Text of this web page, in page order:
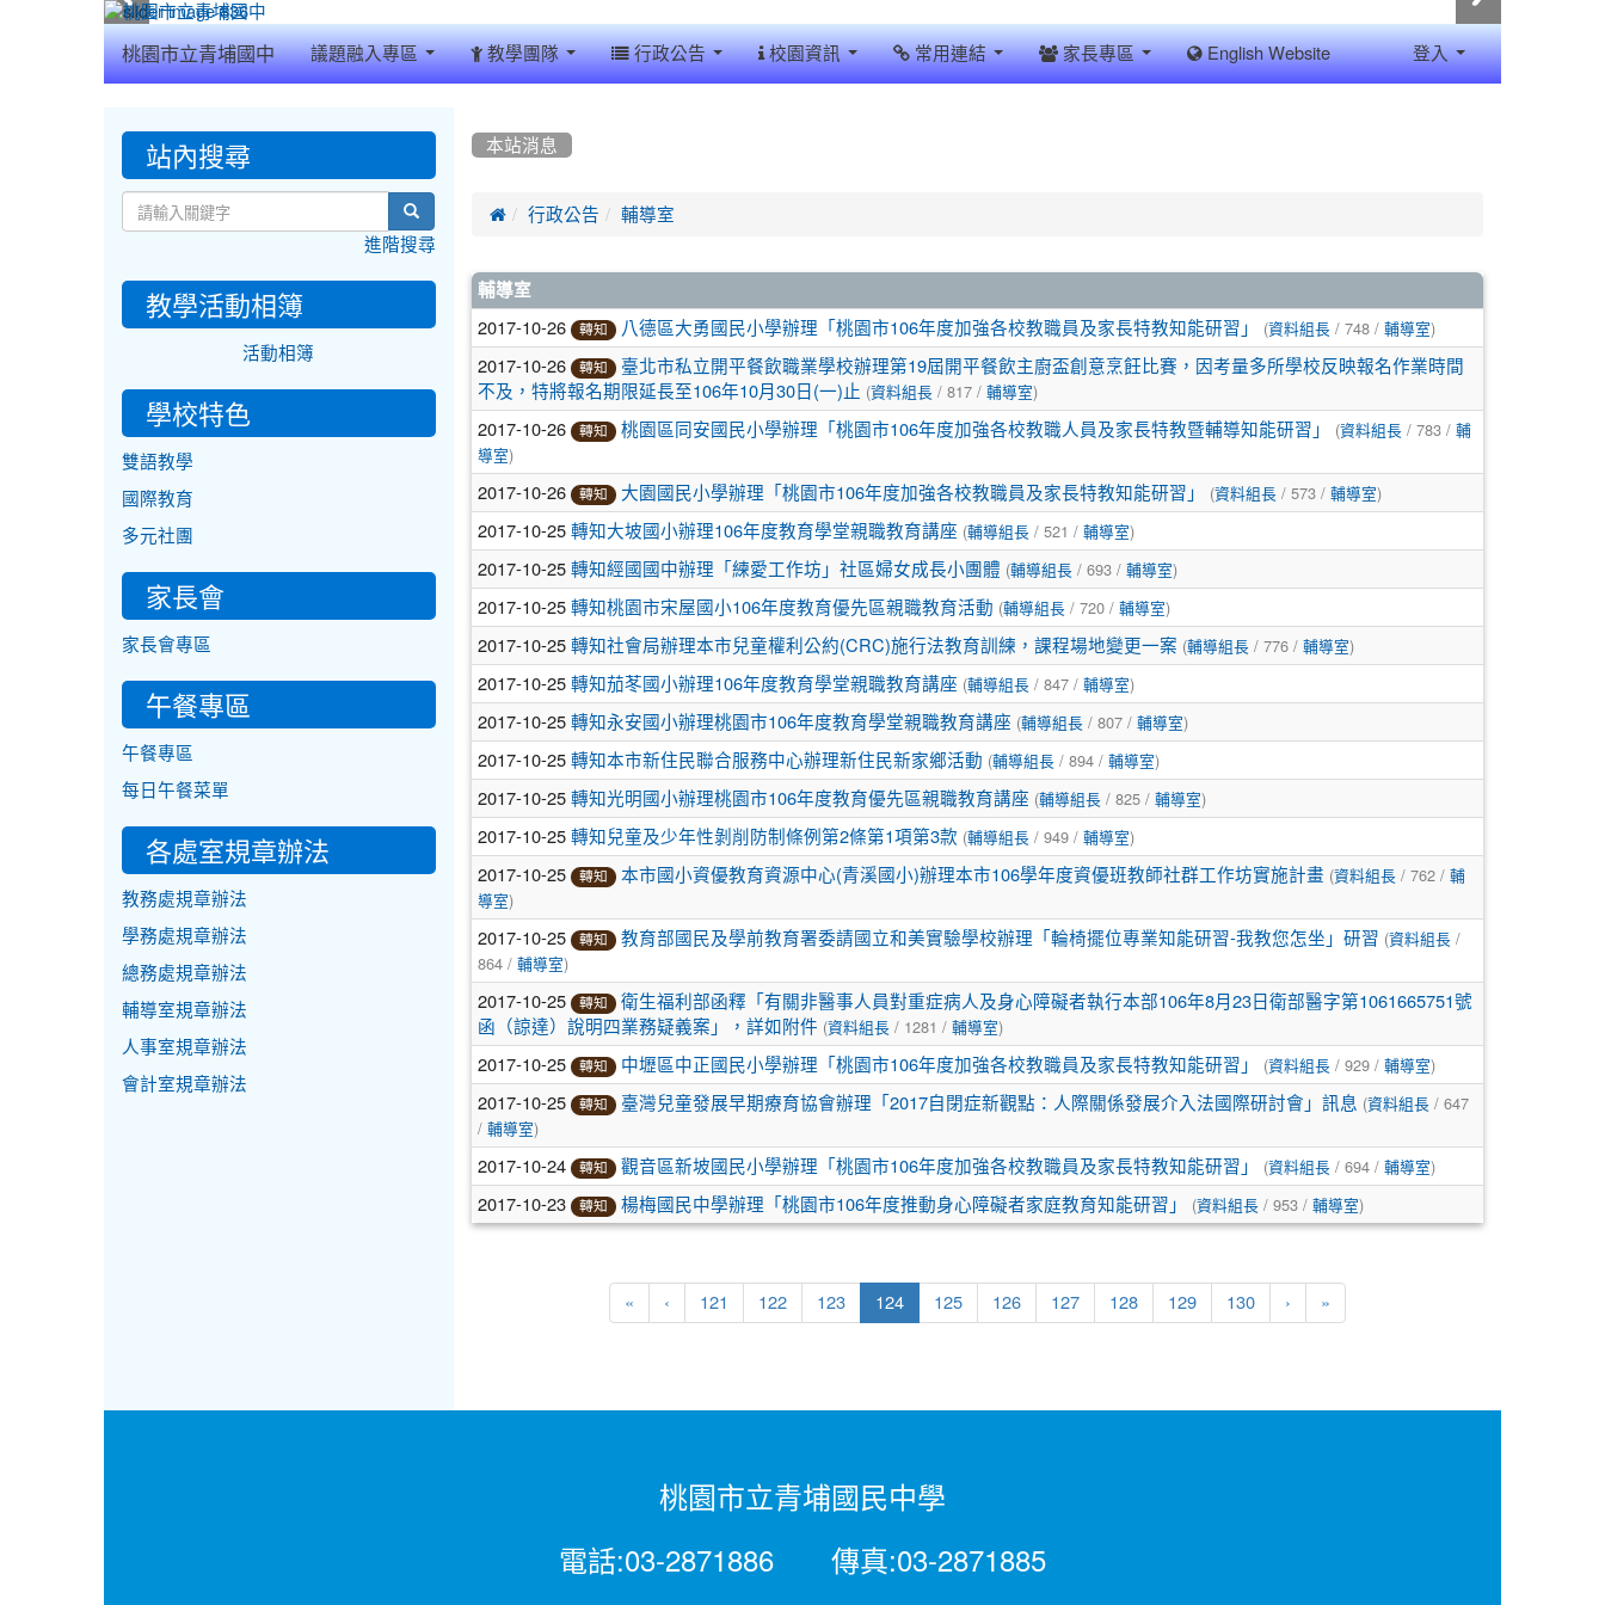
桃園市立青埔國中 議題融入專區 教學團隊 行政公告 校園資訊 常用連結 家長專區 English Website 登入
本站消息
 行政公告 輔導室
文
章
列
表
輔導室
2017-10-26 轉知 八德區大勇國民小學辦理「桃園市106年度加強各校教職員及家長特教知能研習」 (資料組長/ 748 / 輔導室)
2017-10-26 轉知
臺北市私立開平餐飲職業學校辦理第19屆開平餐飲主廚盃創意烹飪比賽，因考量多所學校反映報名作業時間
不及，特將報名期限延長至106年10月30日(一)止 (資料組長/ 817 / 輔導室)
2017-10-26 轉知 桃園區同安國民小學辦理「桃園市106年度加強各校教職人員及家長特教暨輔導知能研習」 (資料組長/ 783 / 輔
導室)
2017-10-26 轉知 大園國民小學辦理「桃園市106年度加強各校教職員及家長特教知能研習」 (資料組長/ 573 / 輔導室)
2017-10-25 轉知大坡國小辦理106年度教育學堂親職教育講座 (輔導組長/ 521 / 輔導室)
2017-10-25 轉知經國國中辦理「練愛工作坊」社區婦女成長小團體 (輔導組長/ 693 / 輔導室)
2017-10-25 轉知桃園市宋屋國小106年度教育優先區親職教育活動 (輔導組長/ 720 / 輔導室)
2017-10-25 轉知社會局辦理本市兒童權利公約(CRC)施行法教育訓練，課程場地變更一案 (輔導組長/ 776 / 輔導室)
2017-10-25 轉知茄苳國小辦理106年度教育學堂親職教育講座 (輔導組長/ 847 / 輔導室)
2017-10-25 轉知永安國小辦理桃園市106年度教育學堂親職教育講座 (輔導組長/ 807 / 輔導室)
2017-10-25 轉知本市新住民聯合服務中心辦理新住民新家鄉活動 (輔導組長/ 894 / 輔導室)
2017-10-25 轉知光明國小辦理桃園市106年度教育優先區親職教育講座 (輔導組長/ 825 / 輔導室)
2017-10-25 轉知兒童及少年性剝削防制條例第2條第1項第3款 (輔導組長/ 949 / 輔導室)
2017-10-25 轉知 本市國小資優教育資源中心(青溪國小)辦理本市106學年度資優班教師社群工作坊實施計畫 (資料組長/ 762 / 輔
導室)
2017-10-25 轉知 教育部國民及學前教育署委請國立和美實驗學校辦理「輪椅擺位專業知能研習-我教您怎坐」研習 (資料組長/
864 / 輔導室)
2017-10-25 轉知
衛生福利部函釋「有關非醫事人員對重症病人及身心障礙者執行本部106年8月23日衛部醫字第1061665751號
函（諒達）說明四業務疑義案」，詳如附件 (資料組長/ 1281 / 輔導室)
2017-10-25 轉知 中壢區中正國民小學辦理「桃園市106年度加強各校教職員及家長特教知能研習」 (資料組長/ 929 / 輔導室)
2017-10-25 轉知 臺灣兒童發展早期療育協會辦理「2017自閉症新觀點：人際關係發展介入法國際研討會」訊息 (資料組長/ 647
/ 輔導室)
2017-10-24 轉知 觀音區新坡國民小學辦理「桃園市106年度加強各校教職員及家長特教知能研習」 (資料組長/ 694 / 輔導室)
2017-10-23 轉知 楊梅國民中學辦理「桃園市106年度推動身心障礙者家庭教育知能研習」 (資料組長/ 953 / 輔導室)
« ‹ 121 122 123 124(current)
125 126 127 128 129 130 › »
::: 站內搜尋
search
進階搜尋
教學活動相簿
活動相簿
學校特色
雙語教學
國際教育
多元社團
家長會
家長會專區
午餐專區
午餐專區
每日午餐菜單
各處室規章辦法
教務處規章辦法
學務處規章辦法
總務處規章辦法
輔導室規章辦法
人事室規章辦法
會計室規章辦法
桃園市立青埔國民中學
電話:03-2871886 傳真:03-2871885